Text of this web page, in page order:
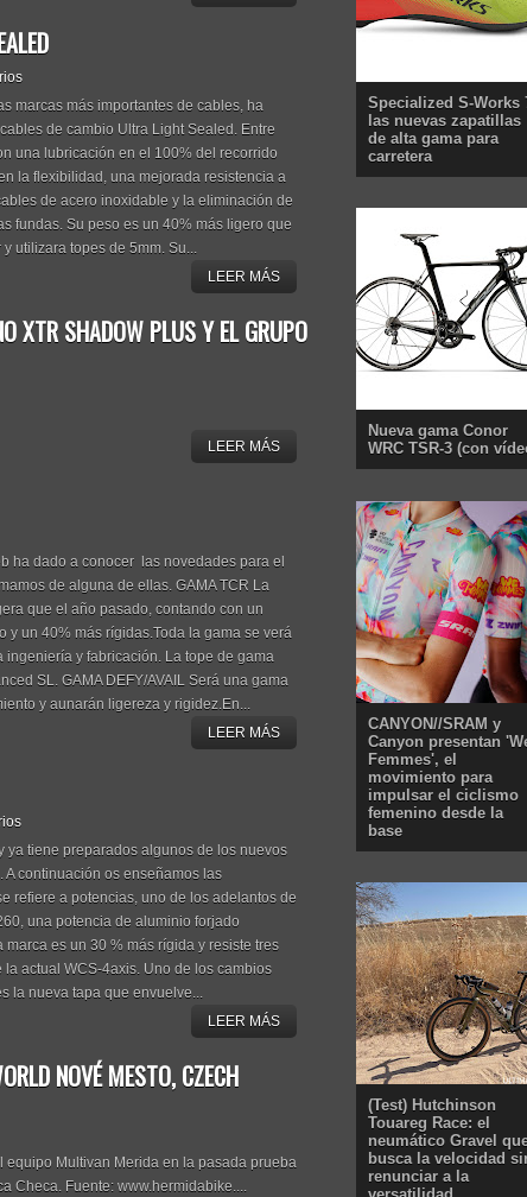
marcas más importantes de cables, ha
de cambio Ultra Light Sealed. Entre
una lubricación en el 100% del recorrido
la flexibilidad, una mejorada resistencia a
de acero inoxidable y la eliminación de
fundas. Su peso es un 40% más ligero que
utilizara topes de 5mm. Su...
LEER MÁS
XTR SHADOW PLUS Y EL GRUPO
LEER MÁS
ha dado a conocer las novedades para el
de alguna de ellas. GAMA TCR La
que el año pasado, contando con un
y un 40% más rígidas.Toda la gama se verá
ingeniería y fabricación. La tope de gama
SL. GAMA DEFY/AVAIL Será una gama
y aunarán ligereza y rigidez.En...
LEER MÁS
ya tiene preparados algunos de los nuevos
A continuación os enseñamos las
refiere a potencias, uno de los adelantos de
una potencia de aluminio forjado
es un 30 % más rígida y resiste tres
la actual WCS-4axis. Uno de los cambios
la nueva tapa que envuelve...
LEER MÁS
NOVÉ MESTO, CZECH
Multivan Merida en la pasada prueba
Checa. Fuente: www.hermidabike....
Specialized S-Works
las nuevas zapatillas
de alta gama para
carretera
Nueva gama Conor
WRC TSR-3 (con
CANYON//SRAM y
Canyon presentan
Femmes', el
movimiento para
impulsar el ciclismo
femenino desde la
base
(Test) Hutchinson
Touareg Race: el
neumático Gravel
busca la velocidad
renunciar a la